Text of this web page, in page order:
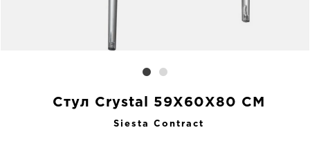
Стул Crystal 59X60X80 CM
Siesta Contract